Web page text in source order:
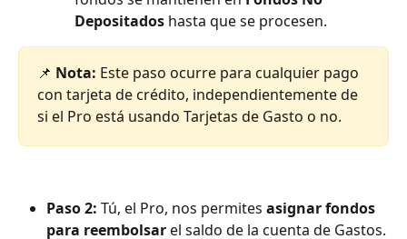
Depositados hasta que se procesen.
📌 Nota: Este paso ocurre para cualquier pago
con tarjeta de crédito, independientemente de
si el Pro está usando Tarjetas de Gasto o no.
Paso 2: Tú, el Pro, nos permites asignar fondos
para reembolsar el saldo de la cuenta de Gastos.